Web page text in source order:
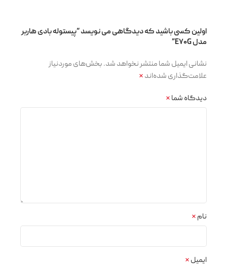
اولین کسی باشید که دیدگاهی می نویسد “پیستوله بادی هاربر
مدل E۷۰G”
نشانی ایمیل شما منتشر نخواهد شد.بخش‌های موردنیاز
علامت‌گذاری شده‌اند*
دیدگاه شما*
نام*
ایمیل*